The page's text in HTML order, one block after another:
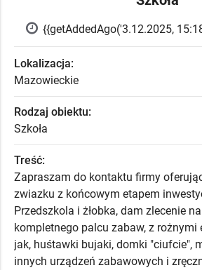
{{getAddedAgo('3.12.2025,
Lokalizacja:
Mazowieckie
Rodzaj obiektu:
Szkoła
Treść:
Zapraszam do kontaktu firmy
zwiazku z końcowym etapem
Przedszkola i żłobka, dam zlecenie
kompletnego palcu zabaw, z
jak, huśtawki bujaki, domki "ciufcie",
innych urządzeń zabawowych i